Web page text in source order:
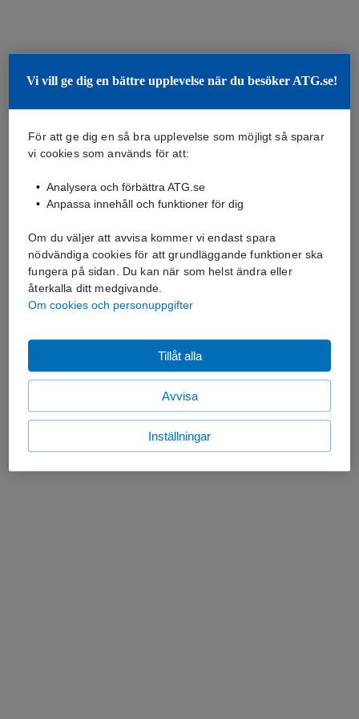
Vi vill ge dig en bättre upplevelse när du besöker ATG.se!
För att ge dig en så bra upplevelse som möjligt så sparar
vi cookies som används för att:
Analysera och förbättra ATG.se
Anpassa innehåll och funktioner för dig
Om du väljer att avvisa kommer vi endast spara
nödvändiga cookies för att grundläggande funktioner ska
fungera på sidan. Du kan när som helst ändra eller
återkalla ditt medgivande.
Om cookies och personuppgifter
Avvisa
Tillåt alla
Inställningar